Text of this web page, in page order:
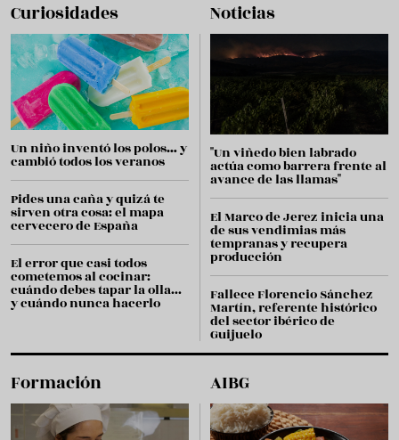
Curiosidades
Un niño inventó los polos… y
cambió todos los veranos
Pides una caña y quizá te
sirven otra cosa: el mapa
cervecero de España
El error que casi todos
cometemos al cocinar:
cuándo debes tapar la olla...
y cuándo nunca hacerlo
Noticias
"Un viñedo bien labrado
actúa como barrera frente al
avance de las llamas"
El Marco de Jerez inicia una
de sus vendimias más
tempranas y recupera
producción
Fallece Florencio Sánchez
Martín, referente histórico
del sector ibérico de
Guijuelo
Formación AIBG